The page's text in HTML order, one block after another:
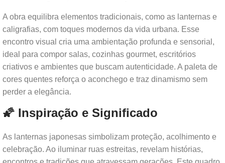
A obra equilibra elementos tradicionais, como as lanternas e
caligrafias, com toques modernos da vida urbana. Esse
encontro visual cria uma ambientação profunda e sensorial,
ideal para compor salas, cozinhas gourmet, escritórios
criativos e ambientes que buscam autenticidade. A paleta de
cores quentes reforça o aconchego e traz dinamismo sem
perder a elegância.
🌠 Inspiração e Significado
As lanternas japonesas simbolizam proteção, acolhimento e
celebração. Ao iluminar ruas estreitas, revelam histórias,